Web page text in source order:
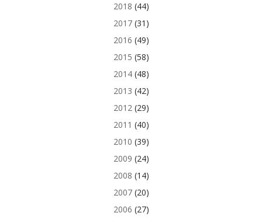
2018 (44)
2017(31)
2016 (49)
2015 (58)
2014(48)
2013 (42)
2012(29)
2011 (40)
2010 (39)
2009 (24)
2008 (14)
2007(20)
2006 (27)